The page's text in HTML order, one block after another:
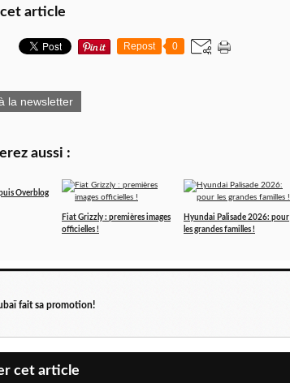
article
Repost 0
la newsletter
aussi :
Overblog
Fiat Grizzly : premières images
officielles !
Hyundai Palisade 2026: pour
les grandes familles !
fait sa promotion!
cet article